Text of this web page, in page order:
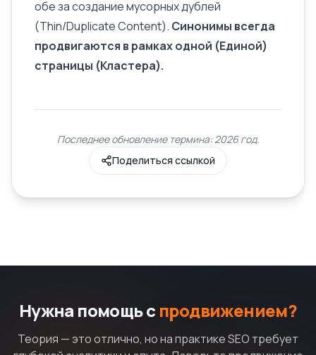
обе за создание мусорных дублей
(Thin/Duplicate Content). Синонимы всегда
продвигаются в рамках одной (Единой)
страницы (Кластера).
Последнее обновление термина: 2026 год.
Поделиться ссылкой
Нужна помощь с продвижением?
Теория — это отлично, но на практике SEO требует